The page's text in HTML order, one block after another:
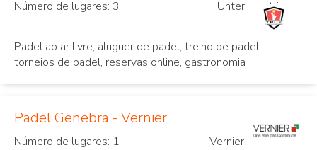
Número de lugares: 3 Unterengstringen
Padel ao ar livre, aluguer de padel, treino de padel,
torneios de padel, reservas online, gastronomia
Padel Genebra - Vernier
Número de lugares: 1
Vernier